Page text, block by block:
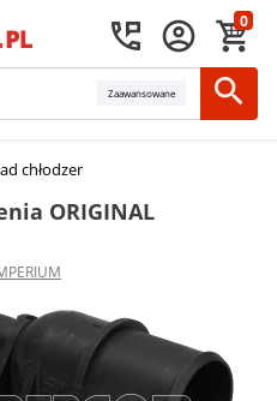
0
Zaawansowane
chłodzenia silnika
ORIGINAL